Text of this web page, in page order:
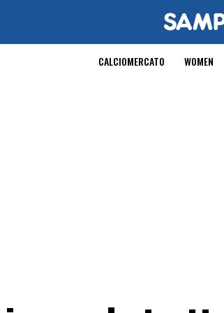
CALCIOMERCATO WOMEN